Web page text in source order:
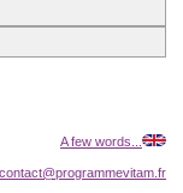
A few words...
contact@programmevitam.fr